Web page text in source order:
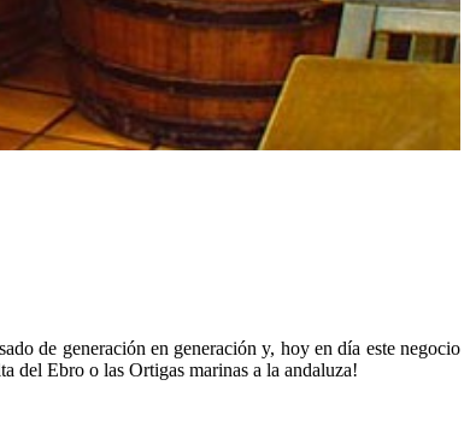
de generación en generación y, hoy en día este negocio
del Ebro o las Ortigas marinas a la andaluza!